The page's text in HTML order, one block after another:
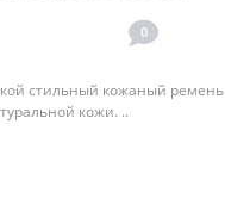
0
стильный кожаный ремень
кожи. ..